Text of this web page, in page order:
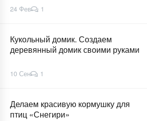
24 Фев 1
Кукольный домик. Создаем
деревянный домик своими руками
10 Сен 1
Делаем красивую кормушку для
птиц «Снегири»